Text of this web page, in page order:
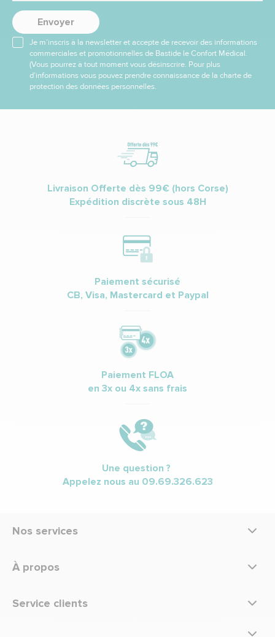
Envoyer
Je m’inscris à la newsletter et accepte de recevoir des informations
commerciales et promotionnelles de Bastide le Confort Médical.
(Vous pourrez à tout moment vous désinscrire. Pour plus
d’informations vous pouvez prendre connaissance de la charte de
protection des données personnelles.
Livraison Offerte dès 99€ (hors Corse)
Expédition discrète sous 48H
Paiement sécurisé
CB, Visa, Mastercard et Paypal
Paiement FLOA
en 3x ou 4x sans frais
Une question ?
Appelez nous au 09.69.326.623
Nos services
À propos
Service clients